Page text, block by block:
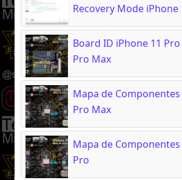
Recovery Mode iPhone
Board ID iPhone 11
Pro Max
Mapa de
Pro Max
Mapa de
Pro